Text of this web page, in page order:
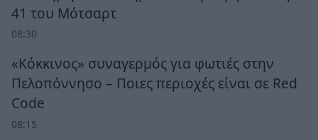
41 του Μότσαρτ
08:30
«Κόκκινος» συναγερμός για φωτιές στην
Πελοπόννησο – Ποιες περιοχές είναι σε Red
Code
08:15